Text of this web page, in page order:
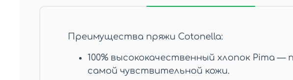
Преимущества пряжи Cotonella:
100% высококачественный хлопок Pima
самой чувствительной кожи.